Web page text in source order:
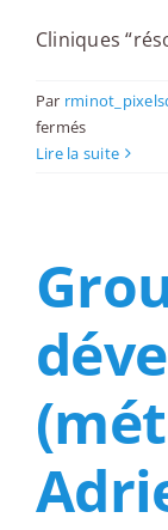
Cliniques
Par
ferméssur
Cliniques
un
membre
expose
un
concret,
les
autres
proposent
Lire la suite